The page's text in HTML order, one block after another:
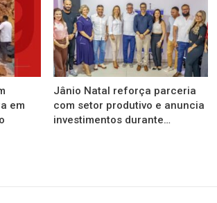
em
Jânio Natal reforça parceria
com setor produtivo e anuncia
investimentos durante…